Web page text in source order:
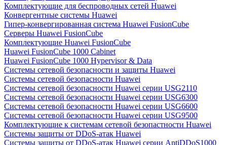
Комплектующие для беспроводных сетей Huawei
Конвергентные системы Huawei
Гипер-конвергированная система Huawei FusionCube
Серверы Huawei FusionCube
Комплектующие Huawei FusionCube
Huawei FusionCube 1000 Cabinet
Huawei FusionCube 1000 Hypervisor & Data
Системы сетевой безопасности и защиты Huawei
Системы сетевой безопасности Huawei
Системы сетевой безопасности Huawei серии USG2110
Системы сетевой безопасности Huawei серии USG6300
Системы сетевой безопасности Huawei серии USG6600
Системы сетевой безопасности Huawei серии USG9500
Комплектующие к системам сетевой безопастности Huawei
Системы защиты от DDoS-атак Huawei
Системы защиты от DDoS-атак Huawei серии AntiDDoS1000